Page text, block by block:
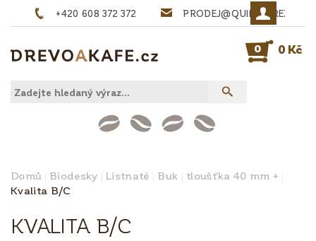
+420 608 372 372 PRODEJ@QUINTA-
0 0 Kč
Domů Biodesky Listnaté Buk
tloušťka 40 mm +
Kvalita B/C
KVALITA B/C